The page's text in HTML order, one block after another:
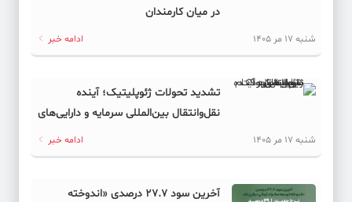
در میان کارمندان
شنبه 17 مر 1405 ادامه خبر
تشدید تحولات ژئوپلیتیک؛ آینده
نقل‌وانتقال بین‌المللی سرمایه و دارایی‌های
شنبه 17 مر 1405 ادامه خبر
آخرین سود ۲۷.۷ درصدی «اندوخته